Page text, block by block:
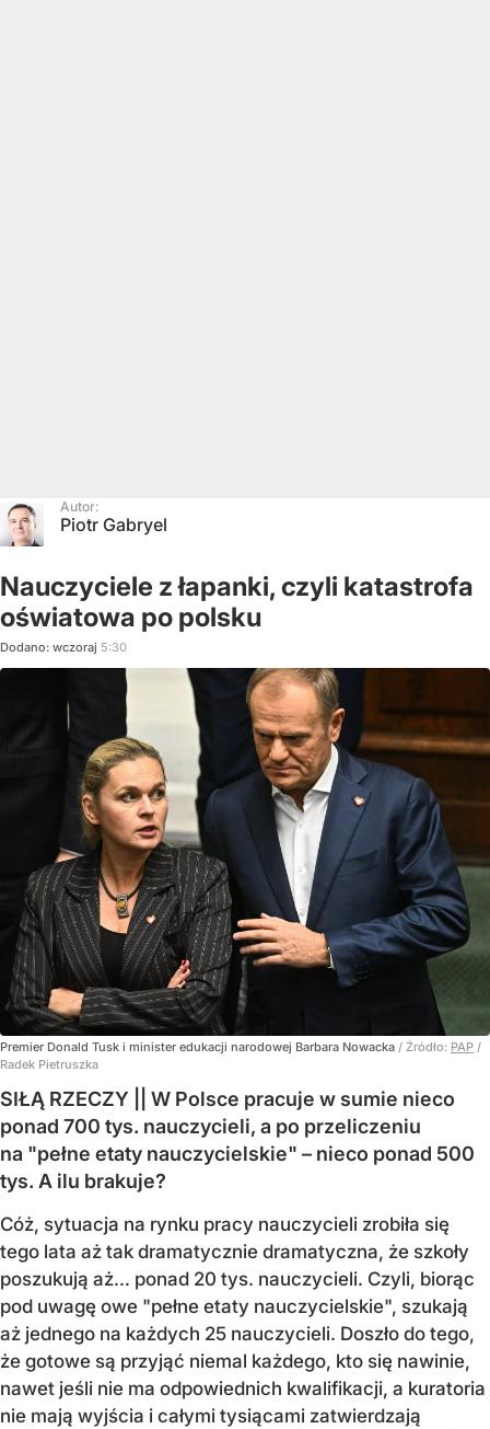
Autor:
Piotr Gabryel
Nauczyciele z łapanki, czyli katastrofa
oświatowa po polsku
Dodano: wczoraj 5:30
Premier Donald Tusk i minister edukacji narodowej Barbara Nowacka / Źródło: PAP /
Radek Pietruszka
SIŁĄ RZECZY || W Polsce pracuje w sumie nieco
ponad 700 tys. nauczycieli, a po przeliczeniu
na "pełne etaty nauczycielskie" – nieco ponad 500
tys. A ilu brakuje?
Cóż, sytuacja na rynku pracy nauczycieli zrobiła się
tego lata aż tak dramatycznie dramatyczna, że szkoły
poszukują aż… ponad 20 tys. nauczycieli. Czyli, biorąc
pod uwagę owe "pełne etaty nauczycielskie", szukają
aż jednego na każdych 25 nauczycieli. Doszło do tego,
że gotowe są przyjąć niemal każdego, kto się nawinie,
nawet jeśli nie ma odpowiednich kwalifikacji, a kuratoria
nie mają wyjścia i całymi tysiącami zatwierdzają